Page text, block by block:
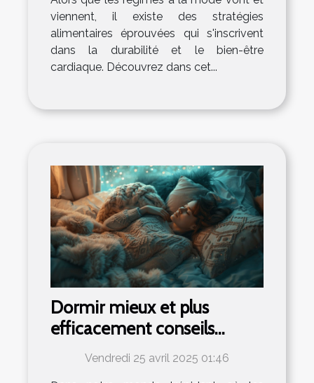
viennent, il existe des stratégies
alimentaires éprouvées qui s'inscrivent
dans la durabilité et le bien-être
cardiaque. Découvrez dans cet...
Dormir mieux et plus
efficacement conseils
pratiques pour les adultes
Vendredi 25 avril 2025 01:46